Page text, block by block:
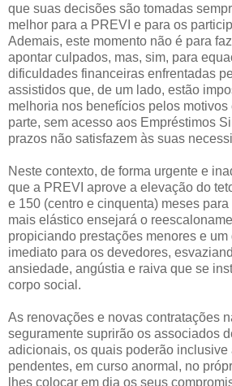
que suas decisões são tomadas
melhor para a PREVI e para os
Ademais, este momento não é para
apontar culpados, mas, sim, para
dificuldades financeiras enfrentadas
assistidos que, de um lado, estão
melhoria nos benefícios pelos motivos
parte, sem acesso aos Empréstimos
prazos não satisfazem às suas
Neste contexto, de forma urgente e
que a PREVI aprove a elevação do
e 150 (centro e cinquenta) meses
mais elástico ensejará o
propiciando prestações menores e
imediato para os devedores,
ansiedade, angústia e raiva que se
corpo social.
As renovações e novas contratações
seguramente suprirão os associados
adicionais, os quais poderão inclusive
pendentes, em curso anormal, no
lhes colocar em dia os seus